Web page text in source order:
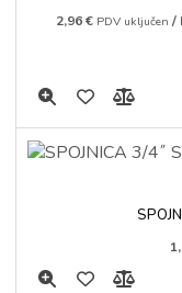
2,96€ PDV uključen /